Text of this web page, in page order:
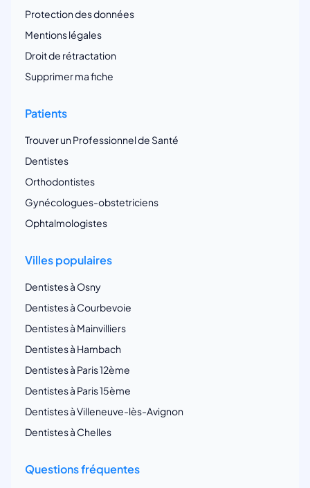
Protection des données
Mentions légales
Droit de rétractation
Supprimer ma fiche
Patients
Trouver un Professionnel de Santé
Dentistes
Orthodontistes
Gynécologues-obstetriciens
Ophtalmologistes
Villes populaires
Dentistes à Osny
Dentistes à Courbevoie
Dentistes à Mainvilliers
Dentistes à Hambach
Dentistes à Paris 12ème
Dentistes à Paris 15ème
Dentistes à Villeneuve-lès-Avignon
Dentistes à Chelles
Questions fréquentes